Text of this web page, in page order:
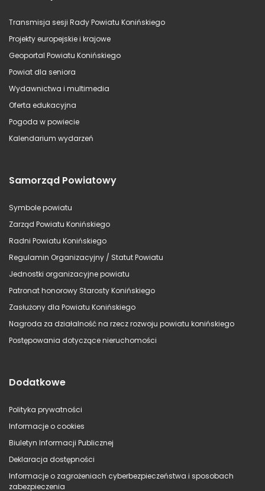
Transmisja sesji Rady Powiatu Konińskiego
Projekty europejskie i krajowe
Geoportal Powiatu Konińskiego
Powiat dla seniora
Wydawnictwa i multimedia
Oferta edukacyjna
Pogoda w powiecie
Kalendarium wydarzeń
Samorząd Powiatowy
Symbole powiatu
Zarząd Powiatu Konińskiego
Radni Powiatu Konińskiego
Regulamin Organizacyjny / Statut Powiatu
Jednostki organizacyjne powiatu
Patronat honorowy Starosty Konińskiego
Zasłużony dla Powiatu Konińskiego
Nagroda za działalność na rzecz rozwoju powiatu konińskiego
Postępowania dotyczące nieruchomości
Dodatkowe
Polityka prywatności
Informacje o cookies
Biuletyn Informacji Publicznej
Deklaracja dostępności
Informacje o zagrożeniach cyberbezpieczeństwa i sposobach
zabezpieczenia